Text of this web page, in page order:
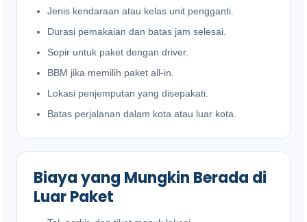
Jenis kendaraan atau kelas unit pengganti.
Durasi pemakaian dan batas jam selesai.
Sopir untuk paket dengan driver.
BBM jika memilih paket all-in.
Lokasi penjemputan yang disepakati.
Batas perjalanan dalam kota atau luar kota.
Biaya yang Mungkin Berada di
Luar Paket